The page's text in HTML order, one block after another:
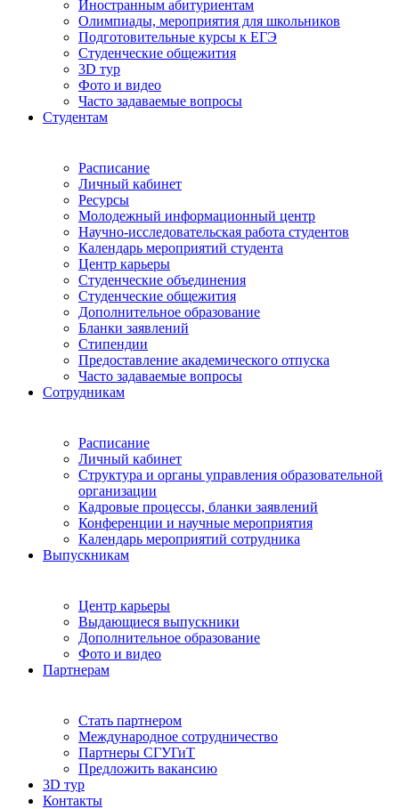
Иностранным абитуриентам
Олимпиады, мероприятия для школьников
Подготовительные курсы к ЕГЭ
Студенческие общежития
3D тур
Фото и видео
Часто задаваемые вопросы
Студентам
Расписание
Личный кабинет
Ресурсы
Молодежный информационный центр
Научно-исследовательская работа студентов
Календарь мероприятий студента
Центр карьеры
Студенческие объединения
Студенческие общежития
Дополнительное образование
Бланки заявлений
Стипендии
Предоставление академического отпуска
Часто задаваемые вопросы
Сотрудникам
Расписание
Личный кабинет
Структура и органы управления образовательной
организации
Кадровые процессы, бланки заявлений
Конференции и научные мероприятия
Календарь мероприятий сотрудника
Выпускникам
Центр карьеры
Выдающиеся выпускники
Дополнительное образование
Фото и видео
Партнерам
Стать партнером
Международное сотрудничество
Партнеры СГУГиТ
Предложить вакансию
3D тур
Контакты